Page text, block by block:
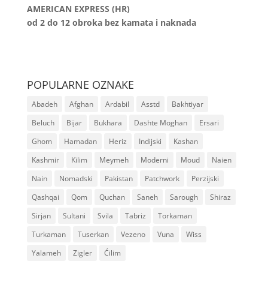
AMERICAN EXPRESS (HR)
od 2 do 12 obroka bez kamata i naknada
POPULARNE OZNAKE
Abadeh Afghan Ardabil Asstd
Bakhtiyar
Beluch
Bijar Bukhara Dashte Moghan
Ersari
Ghom
Hamadan Heriz Indijski
Kashan
Kashmir
Kilim Meymeh Moderni Moud
Naien
Nain
Nomadski Pakistan Patchwork
Perzijski
Qashqai
Qom Quchan Saneh Sarough
Shiraz
Sirjan
Sultani Svila Tabriz
Torkaman
Turkaman
Tuserkan Vezeno Vuna
Wiss
Yalameh
Zigler Ćilim